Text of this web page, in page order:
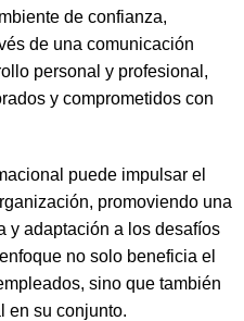
de confianza,
de una comunicación
personal y profesional,
y comprometidos con
puede impulsar el
promoviendo una
y adaptación a los desafíos
no solo beneficia el
sino que también
en su conjunto.